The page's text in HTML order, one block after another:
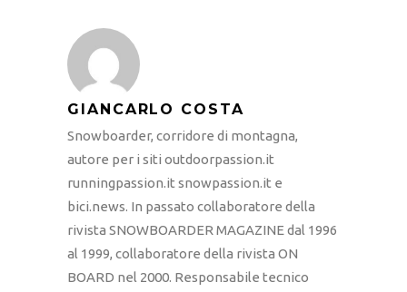
GIANCARLO COSTA
Snowboarder, corridore di montagna,
autore per i siti outdoorpassion.it
runningpassion.it snowpassion.it e
bici.news. In passato collaboratore della
rivista SNOWBOARDER MAGAZINE dal 1996
al 1999, collaboratore della rivista ON
BOARD nel 2000. Responsabile tecnico